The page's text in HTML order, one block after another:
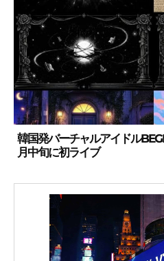
韓国発バーチャルアイドル
月中旬に初ライブ